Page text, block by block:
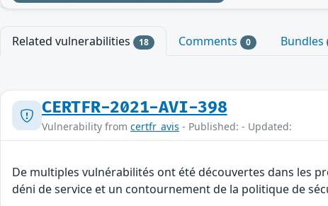
Related vulnerabilities 18 Comments 0 Bundles
CERTFR-2021-AVI-398
Vulnerability from certfr_avis - Published: - Updated:
De multiples vulnérabilités ont été découvertes dans les
déni de service et un contournement de la politique de